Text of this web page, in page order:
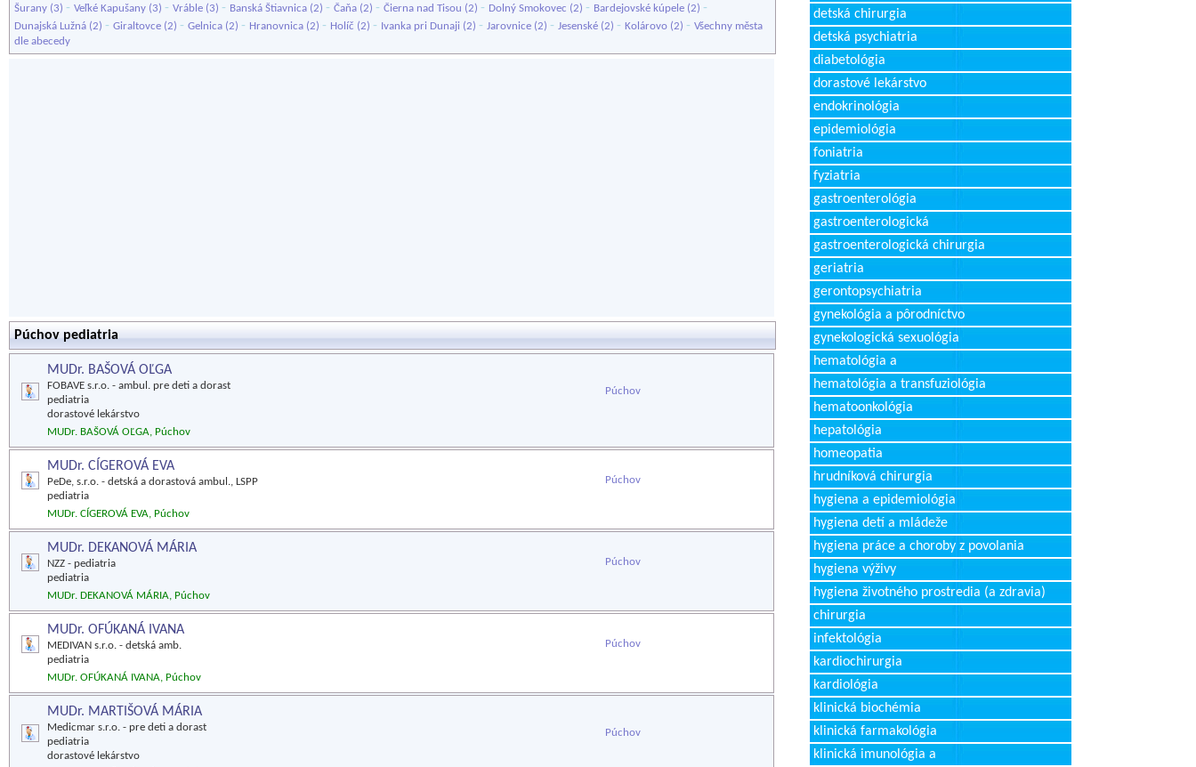
Šurany (3) - Veľké Kapušany (3) - Vráble (3) - Banská Štiavnica (2) - Čaňa (2) - Čierna nad Tisou (2) - Dolný Smokovec (2) - Bardejovské kúpele (2) -
Dunajská Lužná (2) - Giraltovce (2) - Gelnica (2) - Hranovnica (2) - Holíč (2) - Ivanka pri Dunaji (2) - Jarovnice (2) - Jesenské (2) - Kolárovo (2) - Všechny města
dle abecedy
Púchov pediatria
MUDr. BAŠOVÁ OĽGA
FOBAVE s.r.o. - ambul. pre deti a dorast
pediatria
dorastové lekárstvo
Púchov
MUDr. BAŠOVÁ OĽGA, Púchov
MUDr. CÍGEROVÁ EVA
PeDe, s.r.o. - detská a dorastová ambul., LSPP
pediatria
Púchov
MUDr. CÍGEROVÁ EVA, Púchov
MUDr. DEKANOVÁ MÁRIA
NZZ - pediatria
pediatria
Púchov
MUDr. DEKANOVÁ MÁRIA, Púchov
MUDr. OFÚKANÁ IVANA
MEDIVAN s.r.o. - detská amb.
pediatria
Púchov
MUDr. OFÚKANÁ IVANA, Púchov
MUDr. MARTIŠOVÁ MÁRIA
Medicmar s.r.o. - pre deti a dorast
pediatria
dorastové lekárstvo
Púchov
detská chirurgia
detská psychiatria
diabetológia
dorastové lekárstvo
endokrinológia
epidemiológia
foniatria
fyziatria
gastroenterológia
gastroenterologická
gastroenterologická chirurgia
geriatria
gerontopsychiatria
gynekológia a pôrodníctvo
gynekologická sexuológia
hematológia a
hematológia a transfuziológia
hematoonkológia
hepatológia
homeopatia
hrudníková chirurgia
hygiena a epidemiológia
hygiena detí a mládeže
hygiena práce a choroby z povolania
hygiena výživy
hygiena životného prostredia (a zdravia)
chirurgia
infektológia
kardiochirurgia
kardiológia
klinická biochémia
klinická farmakológia
klinická imunológia a